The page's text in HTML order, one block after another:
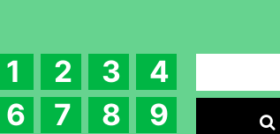
1 2 3
4
6 7 8 9